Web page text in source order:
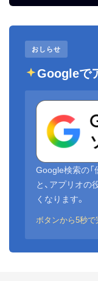
おしらせ
Googleで
Google検索の「
と、アプリオ
くなります。
ボタンから5秒で